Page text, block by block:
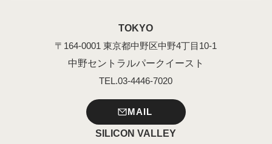
TOKYO
〒164-0001 東京都中野区中野4丁目10-1
中野セントラルパークイースト
TEL.03-4446-7020
MAIL
SILICON VALLEY